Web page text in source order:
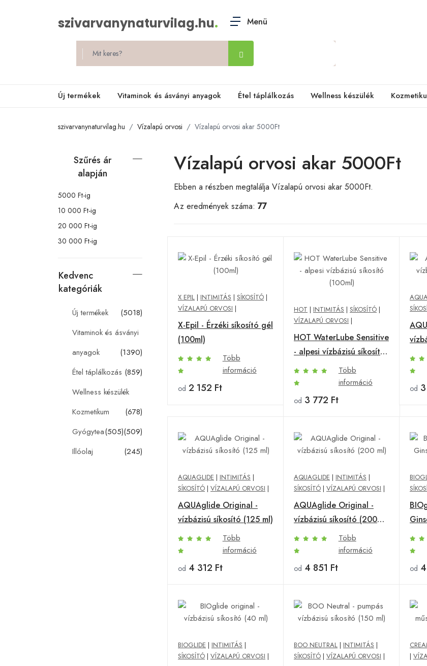
szivarvanynaturvilag.hu. Menü
Új termékek Vitaminok és ásványi anyagok Étel táplálkozás Wellness készülék
szivarvanynaturvilag.hu Vízalapú orvosi Vízalapú orvosi akar 5000Ft
Szűrés ár
alapján
5000 Ft-ig
10 000 Ft-ig
20 000 Ft-ig
30 000 Ft-ig
Kedvenc
kategóriák
Új termékek
(5018)
Vitaminok és ásványi
anyagok
(1390)
Étel táplálkozás (859)
Wellness készülék
(678)
Kozmetikum
(509)
Gyógytea(505)
Illóolaj
(245)
Vízalapú orvosi akar 5000Ft
Ebben a részben megtalálja Vízalapú orvosi akar 5000Ft.
Az eredmények száma: 77
X EPIL | INTIMITÁS | SÍKOSÍTÓ |
VÍZALAPÚ ORVOSI |
X-Epil - Érzéki síkosító gél
(100ml)
Több
információ
od 2 152 Ft
HOT | INTIMITÁS | SÍKOSÍTÓ |
VÍZALAPÚ ORVOSI |
HOT WaterLube Sensitive
- alpesi vízbázisú síkosító
(100ml)
Több
információ
od 3 772 Ft
od
AQUAGLIDE | INTIMITÁS |
SÍKOSÍTÓ | VÍZALAPÚ ORVOSI |
AQUAglide Original -
vízbázisú síkosító (125 ml)
Több
információ
od 4 312 Ft
AQUAGLIDE | INTIMITÁS |
SÍKOSÍTÓ | VÍZALAPÚ ORVOSI |
AQUAglide Original -
vízbázisú síkosító (200
ml)
Több
információ
od 4 851 Ft od
BIOGLIDE | INTIMITÁS |
SÍKOSÍTÓ | VÍZALAPÚ ORVOSI |
BOO NEUTRAL | INTIMITÁS |
SÍKOSÍTÓ | VÍZALAPÚ ORVOSI |
|